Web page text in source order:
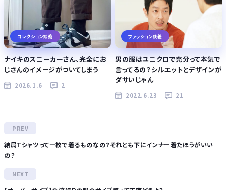
コレクション談義
ナイキのスニーカーさん、完全にお
じさんのイメージがついてしまう
2026.1.6 2
ファッション談義
男の服はユニクロで充分って本気で
言ってるの？シルエットとデザインが
ダサいじゃん
2022.6.23 21
結局Tシャツって一枚で着るものなの？それとも下にインナー着たほうがいい
の？